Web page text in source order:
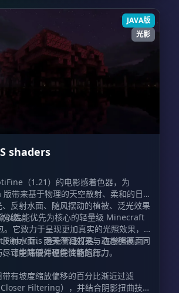
JAVA版
光影
shaders
（1.21）的电影感着色器，为
带来基于物理的天空散射、柔和的日
反射水面、随风摆动的植被、泛光效果
分级。
以性能优先为核心的轻量级 Minecraft
。它致力于呈现更加真实的光照效果，
射水面、雨天湿润效果与动态植被，同
让中端硬件也能流畅运行。
/ Iris 渲染管线打造，在增强画面
可能降低对硬件性能的压力。
带有坡度缩放偏移的百分比渐近过滤
Closer Filtering），并结合阴影扭曲技